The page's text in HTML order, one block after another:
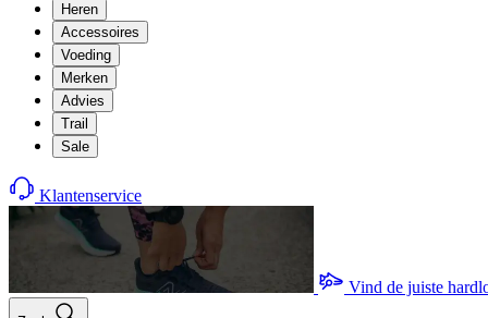
Heren
Accessoires
Voeding
Merken
Advies
Trail
Sale
Klantenservice
Vind de juiste